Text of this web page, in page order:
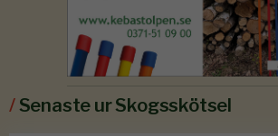
/Senaste ur Skogsskötsel